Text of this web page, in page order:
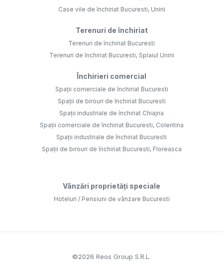
Case vile de închiriat Bucuresti, Unirii
Terenuri de închiriat
Terenuri de închiriat Bucuresti
Terenuri de închiriat Bucuresti, Splaiul Unirii
Închirieri comercial
Spații comerciale de închiriat Bucuresti
Spații de birouri de închiriat Bucuresti
Spații industriale de închiriat Chiajna
Spații comerciale de închiriat Bucuresti, Colentina
Spații industriale de închiriat Bucuresti
Spații de birouri de închiriat Bucuresti, Floreasca
Vânzări proprietăți speciale
Hoteluri / Pensiuni de vânzare Bucuresti
©2026 Reos Group S.R.L.